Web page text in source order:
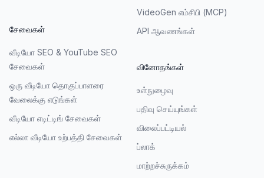
சேவைகள்
வீடியோ SEO & YouTube SEO
சேவைகள்
ஒரு வீடியோ தொகுப்பாளரை
வேலைக்கு எடுங்கள்
வீடியோ எடிட்டிங் சேவைகள்
எல்லா வீடியோ உற்பத்தி சேவைகள்
VideoGen எம்சிபி (MCP)
API ஆவணங்கள்
வினோதங்கள்
உள்நுழைவு
பதிவு செய்யுங்கள்
விலைப்பட்டியல்
ப்லாக்
மாற்றச்சுருக்கம்